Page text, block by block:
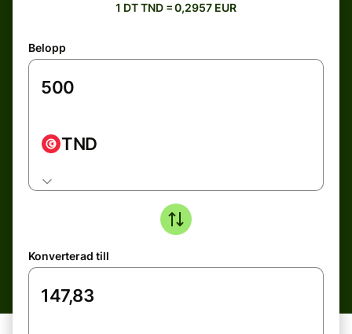
1 DT TND = 0,2957 EUR
Belopp
TND
Konverterad till